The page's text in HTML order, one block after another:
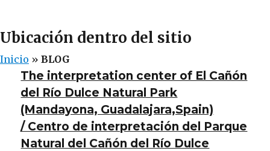
Ubicación dentro del sitio
Inicio » BLOG
BLOGThe interpretation center of El Cañón
del Río Dulce Natural Park
(Mandayona, Guadalajara,Spain)
/ Centro de interpretación del Parque
Natural del Cañón del Río Dulce